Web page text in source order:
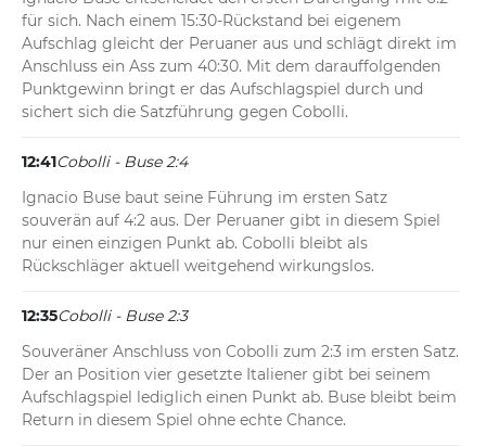
für sich. Nach einem 15:30-Rückstand bei eigenem
Aufschlag gleicht der Peruaner aus und schlägt direkt im
Anschluss ein Ass zum 40:30. Mit dem darauffolgenden
Punktgewinn bringt er das Aufschlagspiel durch und
sichert sich die Satzführung gegen Cobolli.
12:41Cobolli - Buse 2:4
Ignacio Buse baut seine Führung im ersten Satz
souverän auf 4:2 aus. Der Peruaner gibt in diesem Spiel
nur einen einzigen Punkt ab. Cobolli bleibt als
Rückschläger aktuell weitgehend wirkungslos.
12:35Cobolli - Buse 2:3
Souveräner Anschluss von Cobolli zum 2:3 im ersten Satz.
Der an Position vier gesetzte Italiener gibt bei seinem
Aufschlagspiel lediglich einen Punkt ab. Buse bleibt beim
Return in diesem Spiel ohne echte Chance.